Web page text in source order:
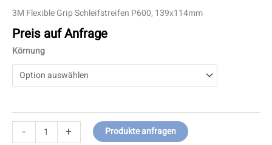
3M Flexible Grip Schleifstreifen P600, 139x114mm
Preis auf Anfrage
Körnung
- + Produkte anfragen